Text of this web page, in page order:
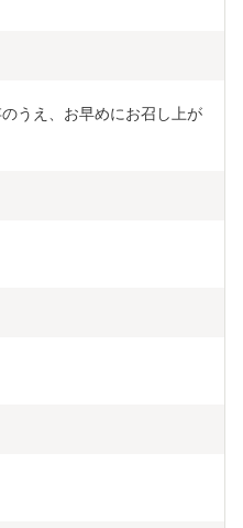
うえ、お早めにお召し上が